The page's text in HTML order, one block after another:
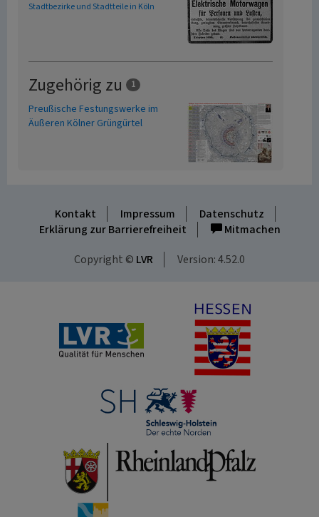
Stadtbezirke und Stadtteile in Köln
Zugehörig zu 1
Preußische Festungswerke im
Äußeren Kölner Grüngürtel
Kontakt Impressum
Datenschutz
Erklärung zur Barrierefreiheit
Mitmachen
Copyright © LVR Version: 4.52.0